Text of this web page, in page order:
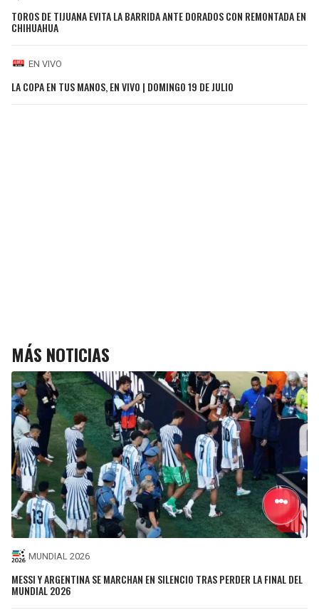
TOROS DE TIJUANA EVITA LA BARRIDA ANTE DORADOS CON REMONTADA EN
CHIHUAHUA
EN VIVO
LA COPA EN TUS MANOS, EN VIVO | DOMINGO 19 DE JULIO
MÁS NOTICIAS
MUNDIAL 2026
MESSI Y ARGENTINA SE MARCHAN EN SILENCIO TRAS PERDER LA FINAL DEL
MUNDIAL 2026